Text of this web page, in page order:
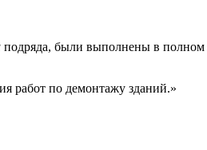
были выполнены в
работ по демонтажу зданий.»